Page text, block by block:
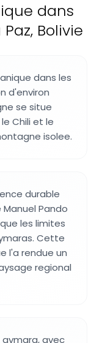
dans
Bolivie
dans les
d'environ
se situe
Chili et le
isolee.
durable
Pando
les limites
Cette
l'a rendue un
regional
avec